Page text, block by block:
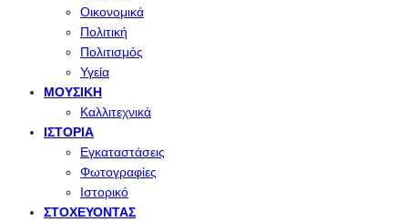
Οικονομικά
Πολιτική
Πολιτισμός
Υγεία
ΜΟΥΣΙΚΉ
Καλλιτεχνικά
ΙΣΤΟΡΊΑ
Εγκαταστάσεις
Φωτογραφίες
Ιστορικό
ΣΤΟΧΕΎΟΝΤΑΣ